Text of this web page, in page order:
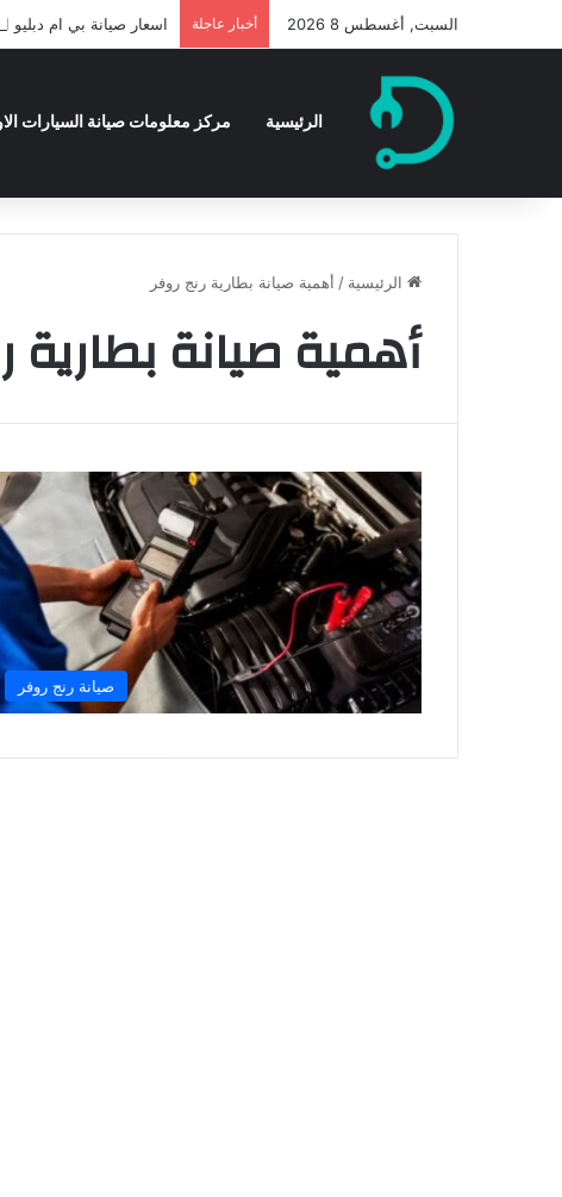
السبت, أغسطس 8 2026 أخبار عاجلة اسعار صيانة بي ام دبليو
الرئيسية مركز معلومات صيانة السيارات
الرئيسية / أهمية صيانة بطارية رنج روفر
أهمية صيانة بطارية
صيانة رنج روفر